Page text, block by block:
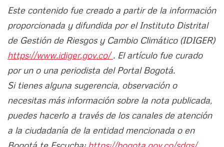
Este contenido fue creado a partir de la información
proporcionada y difundida por el Instituto Distrital
de Gestión de Riesgos y Cambio Climático (IDIGER)
https://www.idiger.gov.co/. El artículo fue curado
por un o una periodista del Portal Bogotá.
Si tienes alguna sugerencia, observación o
necesitas más información sobre la nota publicada,
puedes hacerlo a través de los canales de atención
a la ciudadanía de la entidad mencionada o en